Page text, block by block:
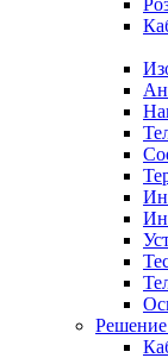
Решение